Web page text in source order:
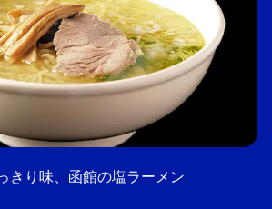
きり味、函館の塩ラーメン